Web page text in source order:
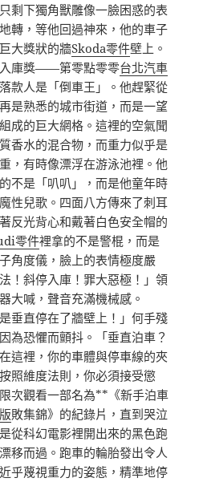
剩下獨角獸雕像一臉困惑的表
轉，等他回過神來，他的車子
大獎狀的牆Skoda零件壁上。
庫獎——第零點零零台北汽車
款人是「倒車王」。他趕緊從
是熟悉的城市街道，而是一望
成的巨大網格。這裡的空氣聞
香水的混合物，而重力似乎是
，有時像漂浮在游泳池裡。他
不是「叭叭」，而是他童年時
性兒歌。四面八方傳來了刺耳
反光背心和戴著白色安全帽的
零件裡拿的不是警棍，而是
角度儀，臉上的表情極度嚴
！斜停入庫！罪大惡極！」領
大喊，聲音充滿機械感。
垂直停在了牆壁上！」何手殘
為恐懼而顫抖。「垂直泊車？
這裡，你的車體與停車線的夾
照維度法則，你必須接受懲
次觀看一部名為**《新手泊車
敗集錦》的紀錄片，直到哭泣
從科幻電影裡開出來的黑色跑
移而過。跑車的輪胎發出令人
乎蔑視重力的姿態，精準地停